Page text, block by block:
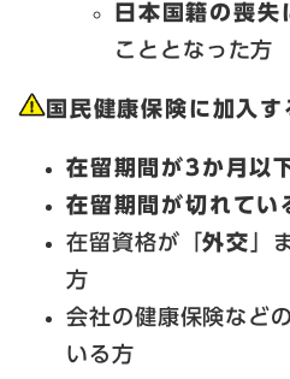
日本国籍の喪失
こととなった方
国民健康保険に加入
在留期間が3か月以
在留期間が切れてい
在留資格が「外交 」
方
会社の健康保険などの
いる方